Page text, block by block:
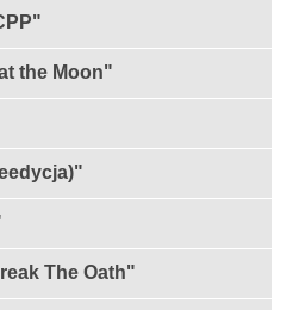
the Moon"
The Oath"